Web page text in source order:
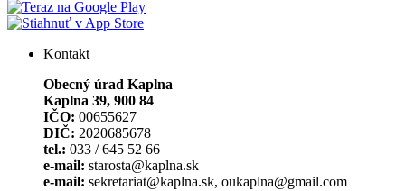
Kontakt
Obecný úrad Kaplna
Kaplna 39, 900 84
IČO: 00655627
DIČ: 2020685678
tel.: 033 / 645 52 66
e-mail: starosta@kaplna.sk
e-mail: sekretariat@kaplna.sk, oukaplna@gmail.com